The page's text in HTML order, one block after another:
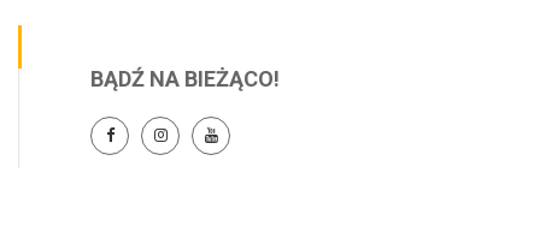
BĄDŹ NA BIEŻĄCO!